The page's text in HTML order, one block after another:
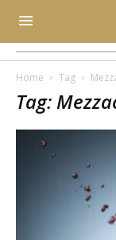
Home Tag
Tag: